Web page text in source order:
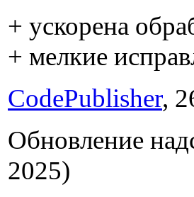
+ ускорена
+ мелкие
CodePublisher,
Обновление
2025)